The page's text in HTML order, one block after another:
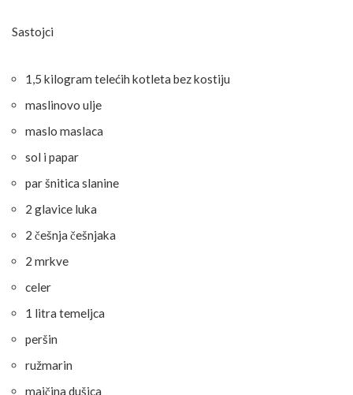
Sastojci
1,5 kilogram telećih kotleta bez kostiju
maslinovo ulje
maslo maslaca
sol i papar
par šnitica slanine
2 glavice luka
2 češnja češnjaka
2 mrkve
celer
1 litra temeljca
peršin
ružmarin
majčina dušica